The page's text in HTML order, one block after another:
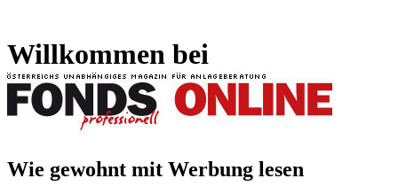
Willkommen bei
Wie gewohnt mit Werbung lesen